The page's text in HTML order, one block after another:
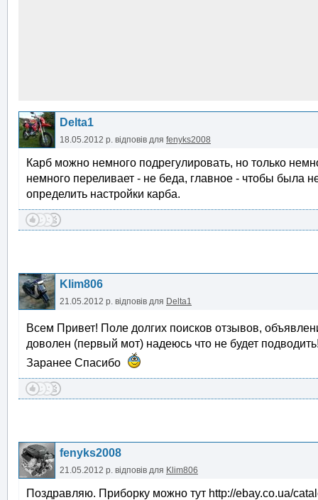
Delta1
18.05.2012 р. відповів для fenyks2008
Карб можно немного подрегулировать, но только
немного переливает - не беда, главное - чтобы была
определить настройки карба.
Klim806
21.05.2012 р. відповів для Delta1
Всем Привет! Поле долгих поисков отзывов,
доволен (первый мот) надеюсь что не будет
Заранее Спасибо
fenyks2008
21.05.2012 р. відповів для Klim806
Поздравляю. Приборку можно тут http://ebay.co.ua/